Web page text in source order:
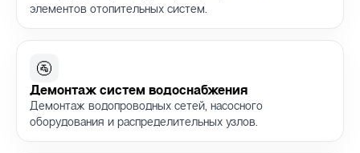
элементов отопительных систем.
🚰
Демонтаж систем водоснабжения
Демонтаж водопроводных сетей, насосного
оборудования и распределительных узлов.